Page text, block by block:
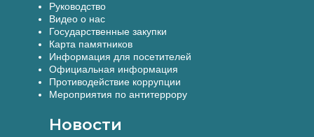
Руководство
Видео о нас
Государственные закупки
Карта памятников
Информация для посетителей
Официальная информация
Противодействие коррупции
Мероприятия по антитеррору
Новости